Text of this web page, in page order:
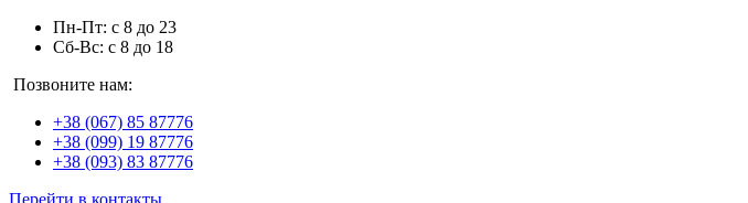
Пн-Пт: с 8 до 23
Сб-Вс: с 8 до 18
Позвоните нам:
+38 (067) 85 87776
+38 (099) 19 87776
+38 (093) 83 87776
Перейти в контакты